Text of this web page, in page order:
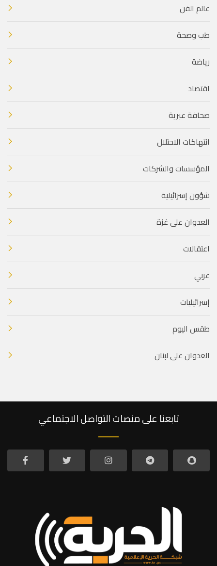
عالم الفن
طب وصحة
رياضة
اقتصاد
صحافة عبرية
انتهاكات الاحتلال
المؤسسات والشركات
شؤون إسرائيلية
العدوان على غزة
اعتقالات
عربي
إسرائيليات
طقس اليوم
العدوان على لبنان
تابعنا على منصات التواصل الاجتماعي